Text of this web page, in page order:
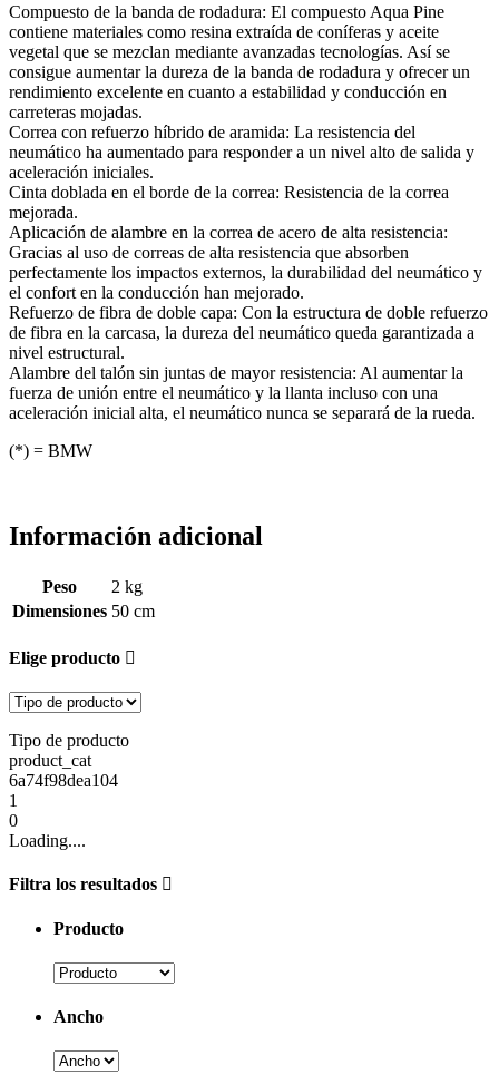
Compuesto de la banda de rodadura: El compuesto Aqua Pine
contiene materiales como resina extraída de coníferas y aceite
vegetal que se mezclan mediante avanzadas tecnologías. Así se
consigue aumentar la dureza de la banda de rodadura y ofrecer un
rendimiento excelente en cuanto a estabilidad y conducción en
carreteras mojadas.
Correa con refuerzo híbrido de aramida: La resistencia del
neumático ha aumentado para responder a un nivel alto de salida y
aceleración iniciales.
Cinta doblada en el borde de la correa: Resistencia de la correa
mejorada.
Aplicación de alambre en la correa de acero de alta resistencia:
Gracias al uso de correas de alta resistencia que absorben
perfectamente los impactos externos, la durabilidad del neumático y
el confort en la conducción han mejorado.
Refuerzo de fibra de doble capa: Con la estructura de doble refuerzo
de fibra en la carcasa, la dureza del neumático queda garantizada a
nivel estructural.
Alambre del talón sin juntas de mayor resistencia: Al aumentar la
fuerza de unión entre el neumático y la llanta incluso con una
aceleración inicial alta, el neumático nunca se separará de la rueda.
(*) = BMW
Información adicional
Peso
2 kg
Dimensiones 50 cm
Elige producto
Tipo de producto
product_cat
6a74f98dea104
1
0
Loading....
Filtra los resultados
Producto
Ancho